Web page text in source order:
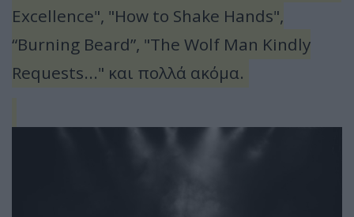
Excellence", "How to Shake Hands",
“Burning Beard”, "The Wolf Man Kindly
Requests..." και πολλά ακόμα.